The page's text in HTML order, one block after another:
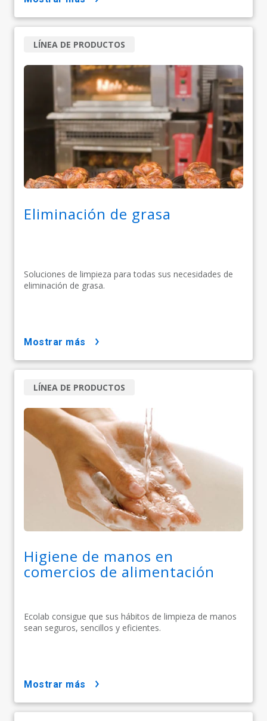
Eliminación de grasa
Soluciones de limpieza para todas sus necesidades de
eliminación de grasa.
LÍNEA DE PRODUCTOS
mostrar más
Higiene de manos en
comercios de alimentación
Ecolab consigue que sus hábitos de limpieza de manos
sean seguros, sencillos y eficientes.
LÍNEA DE PRODUCTOS
mostrar más